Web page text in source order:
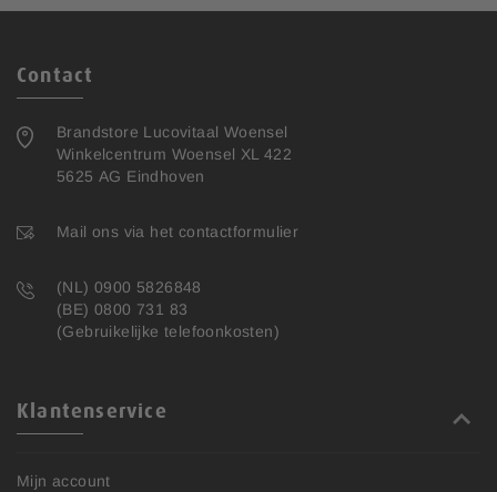
Contact
Brandstore Lucovitaal Woensel
Winkelcentrum Woensel XL 422
5625 AG Eindhoven
Mail ons via het contactformulier
(NL) 0900 5826848
(BE) 0800 731 83
(Gebruikelijke telefoonkosten)
Klantenservice
Mijn account